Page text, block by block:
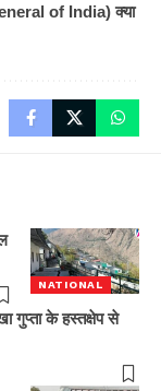
of India) क्या
NATIONAL
गुप्ता के हस्तक्षेप से